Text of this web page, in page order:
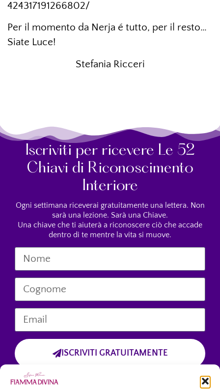
424317191266802/
Per il momento da Nerja é tutto, per il resto…
Siate Luce!
Stefania Ricceri
Iscriviti per ricevere Le 52
Chiavi di Riconoscimento
Interiore
Ogni settimana riceverai gratuitamente una lettera. Non
sarà una lezione. Sarà una Chiave.
Una chiave che ti aiuterà a riconoscere ciò che accade
dentro di te mentre la vita si muove.
ISCRIVITI GRATUITAMENTE
Cliccando sul pulsante “Iscriviti Gratuitamente”, dichiari di aver preso